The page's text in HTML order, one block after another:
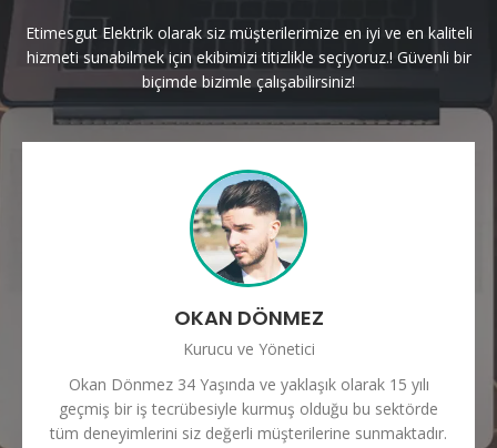
Etimesgut Elektrik olarak siz müşterilerimize en iyi ve en kaliteli
hizmeti sunabilmek için ekibimizi titizlikle seçiyoruz.! Güvenli bir
biçimde bizimle çalışabilirsiniz!
OKAN DÖNMEZ
Kurucu ve Yönetici
Okan Dönmez 34 Yaşında ve yaklaşık olarak 15 yılı
geçmiş bir iş tecrübesiyle kurmuş olduğu bu sektörde
tüm deneyimlerini siz değerli müşterilerine sunmaktadır.